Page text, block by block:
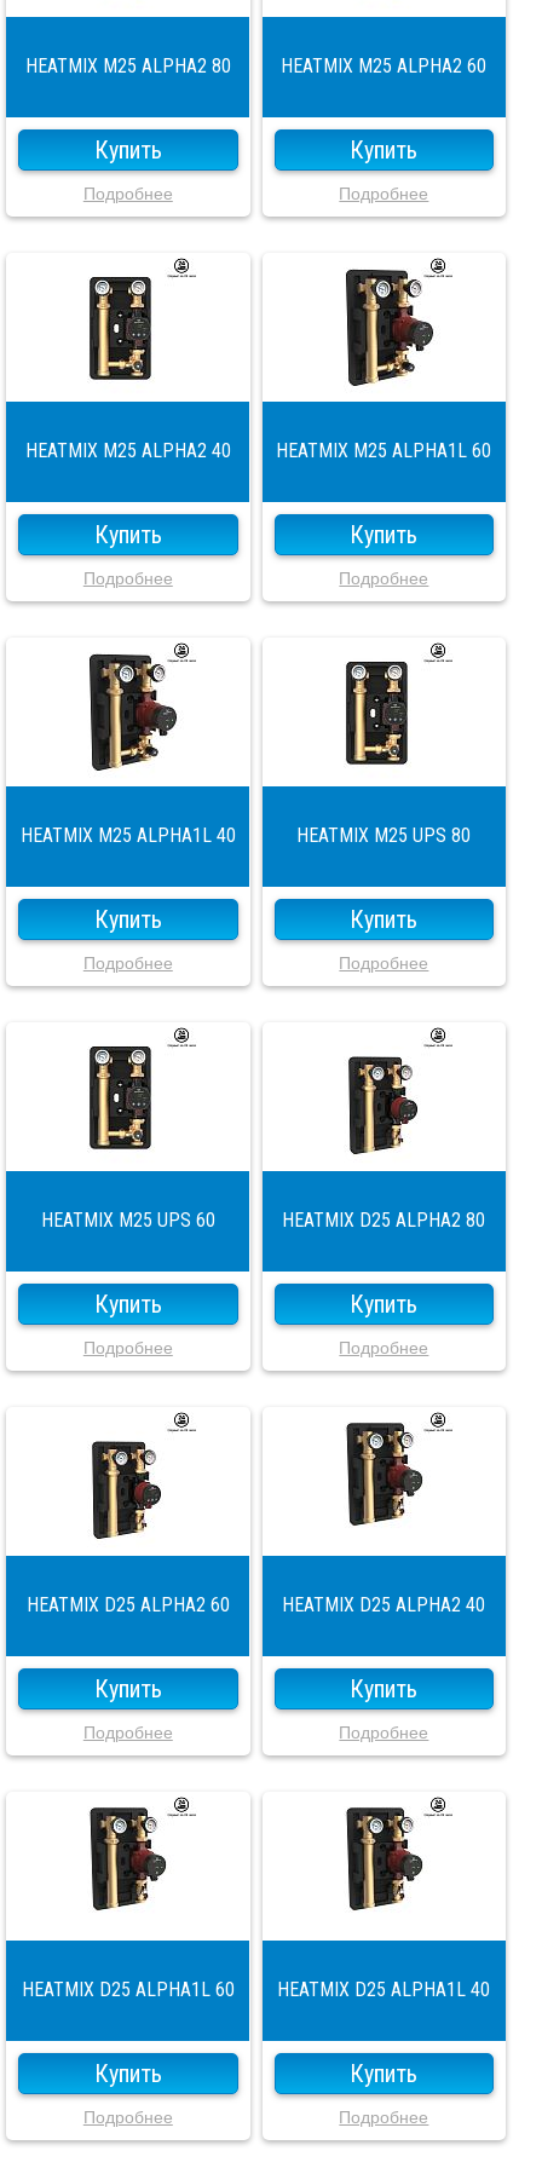
HEATMIX M25 ALPHA2 80
Купить
Подробнее
HEATMIX M25 ALPHA2 60
Купить
Подробнее
HEATMIX M25 ALPHA2 40
Купить
Подробнее
HEATMIX M25 ALPHA1L 60
Купить
Подробнее
HEATMIX M25 ALPHA1L 40
Купить
Подробнее
HEATMIX M25 UPS 80
Купить
Подробнее
HEATMIX M25 UPS 60
Купить
Подробнее
HEATMIX D25 ALPHA2 80
Купить
Подробнее
HEATMIX D25 ALPHA2 60
Купить
Подробнее
HEATMIX D25 ALPHA2 40
Купить
Подробнее
HEATMIX D25 ALPHA1L 60
Купить
Подробнее
HEATMIX D25 ALPHA1L 40
Купить
Подробнее